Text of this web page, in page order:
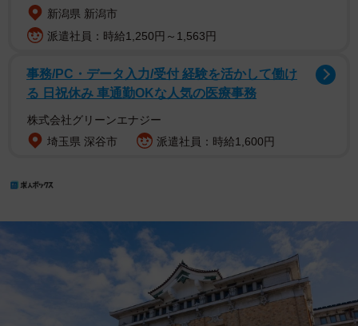
新潟県 新潟市
派遣社員：時給1,250円～1,563円
事務/PC・データ入力/受付 経験を活かして働け
る 日祝休み 車通勤OKな人気の医療事務
株式会社グリーンエナジー
埼玉県 深谷市
派遣社員：時給1,600円